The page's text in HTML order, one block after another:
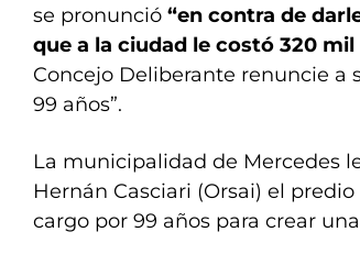
se pronunció “en contra de
que a la ciudad le costó 320 mil
Concejo Deliberante renuncie a
99 años”.
La municipalidad de Mercedes
Hernán Casciari (Orsai) el
cargo por 99 años para crear